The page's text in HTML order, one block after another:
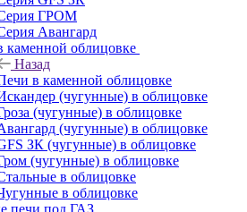
ГРОМ
Авангард
каменной облицовке
Назад
в каменной облицовке
(чугунные) в облицовке
(чугунные) в облицовке
(чугунные) в облицовке
ЗК (чугунные) в облицовке
(чугунные) в облицовке
в облицовке
в облицовке
печи под ГАЗ